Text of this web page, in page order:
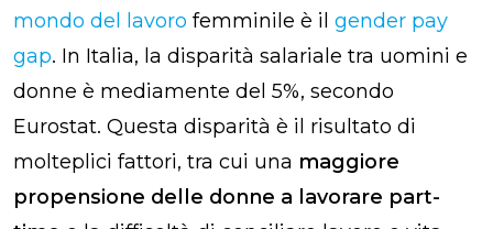
mondo del lavoro femminile è il gender pay
gap. In Italia, la disparità salariale tra uomini e
donne è mediamente del 5%, secondo
Eurostat. Questa disparità è il risultato di
molteplici fattori, tra cui una maggiore
propensione delle donne a lavorare part-